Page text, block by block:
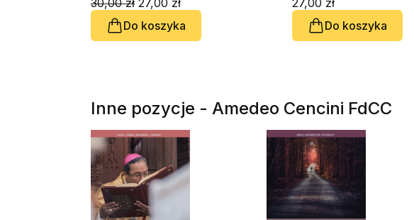
duchowym (CD-
audiobook)
30,00 zł 27,00 zł
Do koszyka
27,00 zł
Do koszyka
Inne pozycje - Amedeo Cencini FdCC